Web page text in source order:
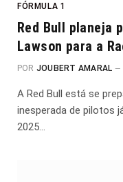
FÓRMULA 1
Red Bull planeja
Lawson para a
POR JOUBERT AMARAL
A Red Bull está se
inesperada de pilotos
2025…